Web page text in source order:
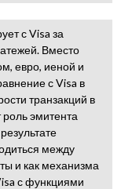
с Visa за
Вместо
евро, иеной и
с Visa в
транзакций в
эмитента
между
и как механизма
с функциями